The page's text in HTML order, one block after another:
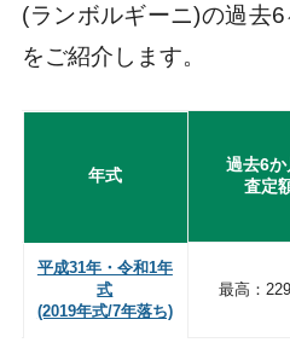
(ランボルギーニ)の過去
をご紹介します。
年式
過去6
査定
平成31年・令和1年
式
(2019年式/7年落ち)
最高：